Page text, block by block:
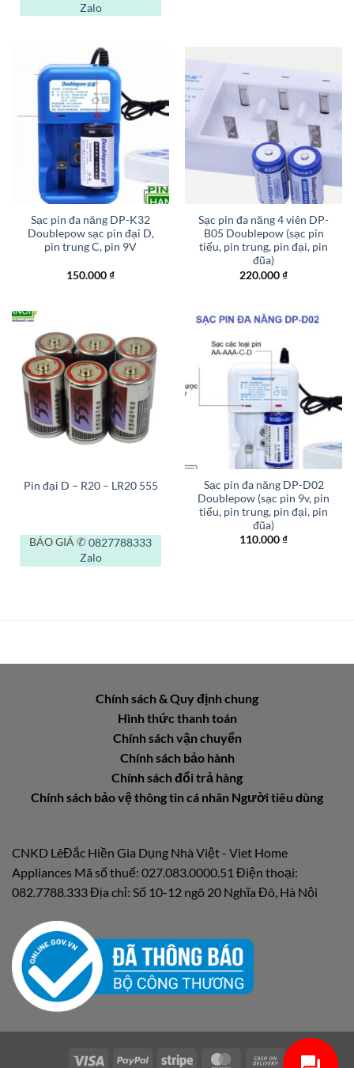
Zalo
Sạc pin đa năng DP-K32
Doublepow sạc pin đại D,
pin trung C, pin 9V
150.000₫
Sạc pin đa năng 4 viên DP-
B05 Doublepow (sạc pin
tiểu, pin trung, pin đại, pin
đũa)
220.000₫
Pin đại D – R20 – LR20 555
BÁO GIÁ ✆ 0827788333
Zalo
Sạc pin đa năng DP-D02
Doublepow (sạc pin 9v, pin
tiểu, pin trung, pin đại, pin
đũa)
110.000₫
Chính sách & Quy định chung
Hình thức thanh toán
Chính sách vận chuyển
Chính sách bảo hành
Chính sách đổi trả hàng
Chính sách bảo vệ thông tin cá nhân Người tiêu dùng
CNKD LêĐắc Hiền Gia Dụng Nhà Việt - Viet Home
Appliances Mã số thuế: 027.083.0000.51 Điện thoại:
082.7788.333 Địa chỉ: Số 10-12 ngõ 20 Nghĩa Đô, Hà Nội
Visa PayPal Stripe MasterCardCash